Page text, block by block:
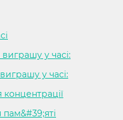
у часі:
у часі: